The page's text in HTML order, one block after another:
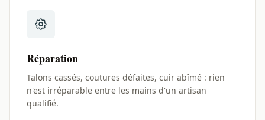
Réparation
Talons cassés, coutures défaites, cuir abîmé : rien
n'est irréparable entre les mains d'un artisan
qualifié.